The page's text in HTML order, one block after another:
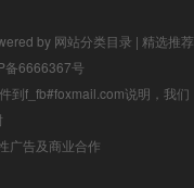
by 网站分类目录 | 精选推荐
备6666367号
到f_fb#foxmail.com说明，我们
广告及商业合作